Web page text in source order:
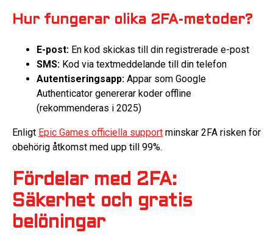
Hur fungerar olika 2FA-metoder?
E-post: En kod skickas till din registrerade e-post
SMS: Kod via textmeddelande till din telefon
Autentiseringsapp: Appar som Google
Authenticator genererar koder offline
(rekommenderas i 2025)
Enligt Epic Games officiella support minskar 2FA risken för
obehörig åtkomst med upp till 99%.
Fördelar med 2FA:
Säkerhet och gratis
belöningar